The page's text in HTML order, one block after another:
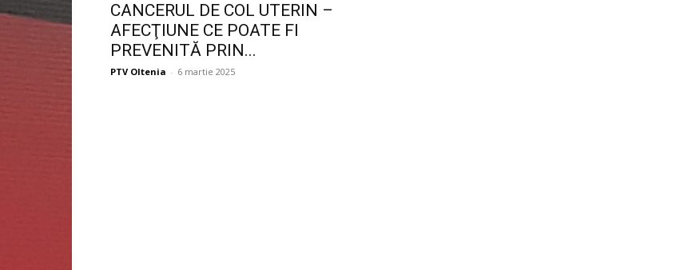
CANCERUL DE COL UTERIN –
AFECŢIUNE CE POATE FI
PREVENITĂ PRIN...
PTV Oltenia - 6 martie 2025